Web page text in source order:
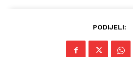
PODIJELI: